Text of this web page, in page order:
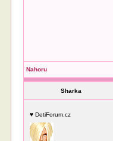
Nahoru
Sharka
♥ DetiForum.cz